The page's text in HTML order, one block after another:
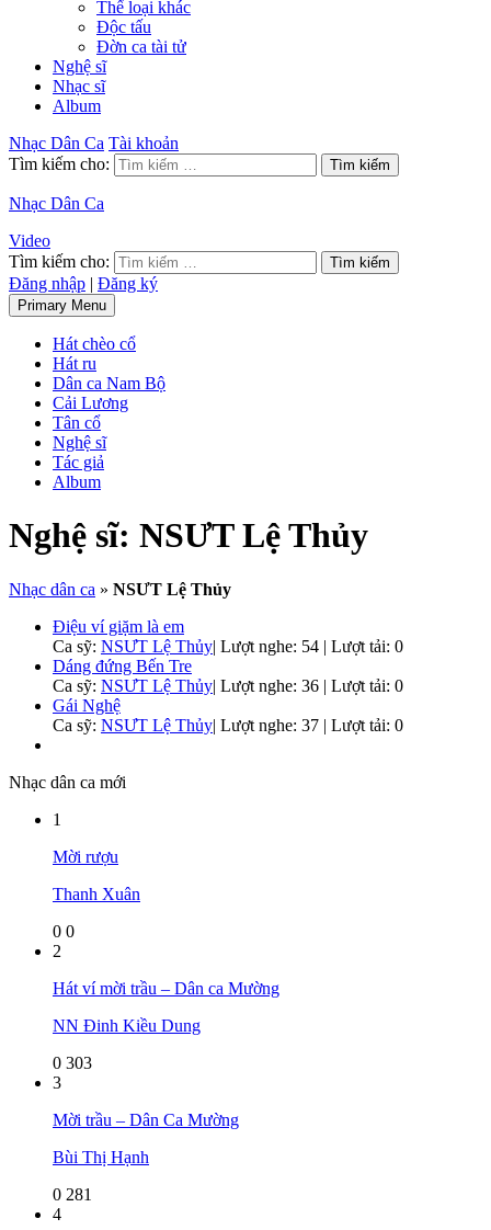
Thể loại khác
Độc tấu
Đờn ca tài tử
Nghệ sĩ
Nhạc sĩ
Album
Nhạc Dân Ca Tài khoản
Tìm kiếm cho:
Nhạc Dân Ca
Video
Tìm kiếm cho:
Đăng nhập | Đăng ký
Primary Menu
Hát chèo cổ
Hát ru
Dân ca Nam Bộ
Cải Lương
Tân cổ
Nghệ sĩ
Tác giả
Album
Nghệ sĩ: NSƯT Lệ Thủy
Nhạc dân ca » NSƯT Lệ Thủy
Điệu ví giặm là em
Ca sỹ: NSƯT Lệ Thủy| Lượt nghe: 54 | Lượt tải: 0
Dáng đứng Bến Tre
Ca sỹ: NSƯT Lệ Thủy| Lượt nghe: 36 | Lượt tải: 0
Gái Nghệ
Ca sỹ: NSƯT Lệ Thủy| Lượt nghe: 37 | Lượt tải: 0
Nhạc dân ca mới
1
Mời rượu
Thanh Xuân
0 0
2
Hát ví mời trầu – Dân ca Mường
NN Đinh Kiều Dung
0 303
3
Mời trầu – Dân Ca Mường
Bùi Thị Hạnh
0 281
4